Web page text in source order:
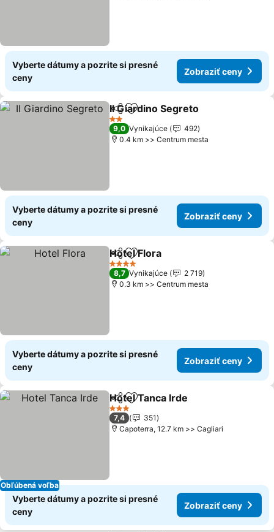
Vyberte dátumy a pozrite si presné
ceny
Zobraziť ceny
ZdieľaťPridať do obľúbených
Il Giardino Segreto
2 Počet hviezdičiek
9,0 Vynikajúce
492
0.4 km >> Centrum mesta
Vyberte dátumy a pozrite si presné
ceny
Zobraziť ceny
ZdieľaťPridať do obľúbených
Hotel Flora
4 Počet hviezdičiek
8,7 Vynikajúce
2 719
0.3 km >> Centrum mesta
Vyberte dátumy a pozrite si presné
ceny
Zobraziť ceny
Obľúbená voľba
ZdieľaťPridať do obľúbených
Hotel Tanca Irde
3 Počet hviezdičiek
7,4
351
Capoterra, 12.7 km >> Cagliari
Vyberte dátumy a pozrite si presné
ceny
Zobraziť ceny